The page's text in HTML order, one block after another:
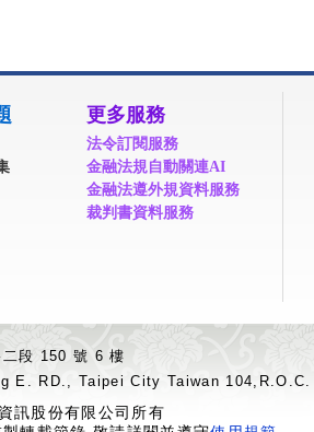
更多服務
法令訂閱服務
金融法規自動關連AI
金融法遵外規資料服務
裁判書資料服務
二段 150 號 6 樓
E. RD., Taipei City Taiwan 104,R.O.C.
訊股份有限公司所有